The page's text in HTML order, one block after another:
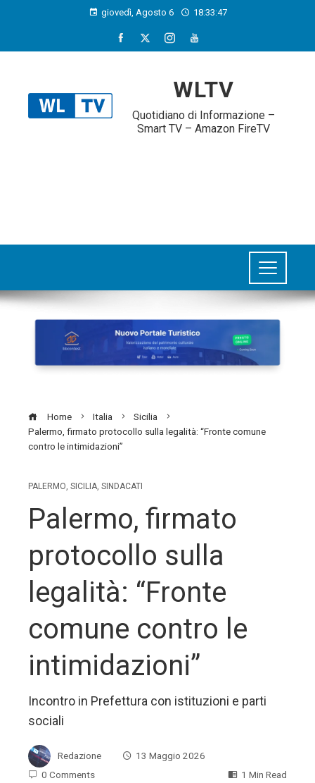
giovedì, Agosto 6 18:33:47
WLTV
Quotidiano di Informazione –
Smart TV – Amazon FireTV
Home Italia
Sicilia
Palermo, firmato protocollo sulla legalità: “Fronte comune
contro le intimidazioni”
PALERMO, SICILIA, SINDACATI
Palermo, firmato
protocollo sulla
legalità: “Fronte
comune contro le
intimidazioni”
Incontro in Prefettura con istituzioni e parti
sociali
Redazione
13 Maggio 2026
0 Comments
1 Min Read